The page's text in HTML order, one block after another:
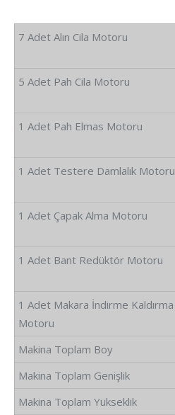
7 Adet Alın Cila Motoru
5 Adet Pah Cila Motoru
1 Adet Pah Elmas Motoru
1 Adet Testere Damlalık Motoru
1 Adet Çapak Alma Motoru
1 Adet Bant Redüktör Motoru
1 Adet Makara İndirme Kaldırma
Motoru
Makina Toplam Boy
Makina Toplam Genişlik
Makina Toplam Yükseklik